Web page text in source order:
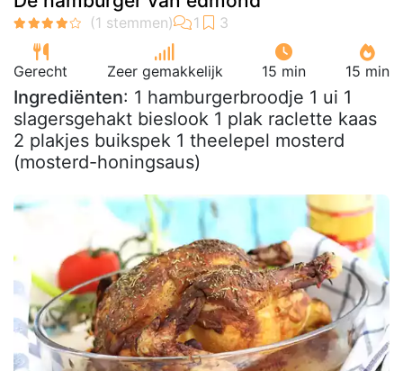
Gerecht Zeer gemakkelijk 15 min 15 min
Ingrediënten: 1 hamburgerbroodje 1 ui 1
slagersgehakt bieslook 1 plak raclette kaas
2 plakjes buikspek 1 theelepel mosterd
(mosterd-honingsaus)